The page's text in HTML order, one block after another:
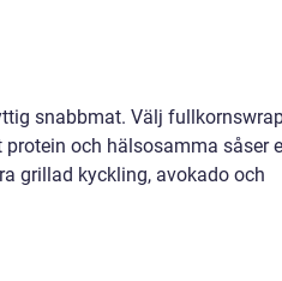
snabbmat. Välj
och hälsosamma såser
grillad kyckling, avokado och